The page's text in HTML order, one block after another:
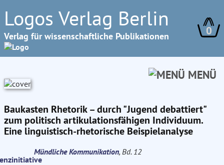
Logos Verlag Berlin
Verlag für wissenschaftliche Publikationen 0
MENÜ
Baukasten Rhetorik – durch "Jugend debattiert"
zum politisch artikulationsfähigen Individuum.
Eine linguistisch-rhetorische Beispielanalyse
Mündliche Kommunikation, Bd. 12